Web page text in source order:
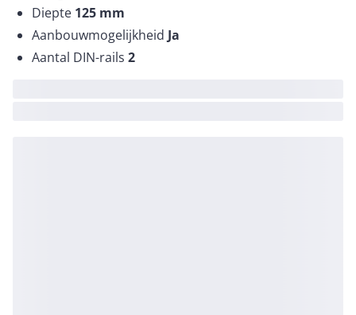
Diepte 125 mm
Aanbouwmogelijkheid Ja
Aantal DIN-rails 2